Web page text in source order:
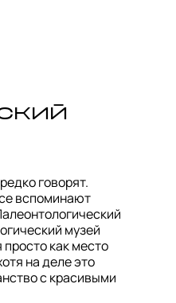
говорят.
вспоминают
музей
как место
на деле это
с красивыми